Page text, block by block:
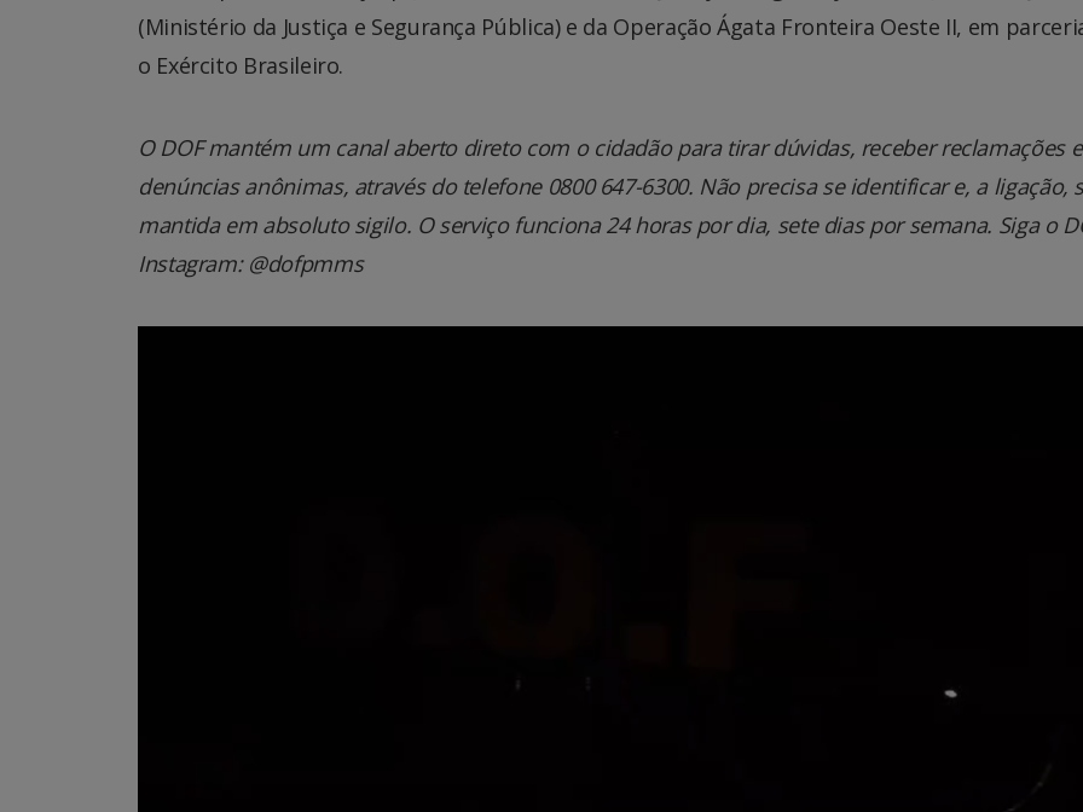
(Ministério da Justiça e Segurança Pública) e da Operação Ágata Fronteira Oeste II, em
o Exército Brasileiro.
O DOF mantém um canal aberto direto com o cidadão para tirar dúvidas, receber reclamações e
denúncias anônimas, através do telefone 0800 647-6300. Não precisa se identificar e, a ligação,
mantida em absoluto sigilo. O serviço funciona 24 horas por dia, sete dias por semana. Siga o
Instagram: @dofpmms